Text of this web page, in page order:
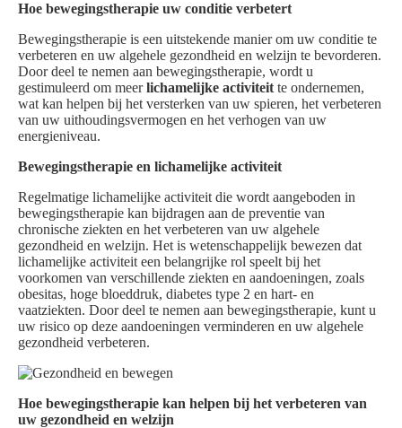
Hoe bewegingstherapie uw conditie verbetert
Bewegingstherapie is een uitstekende manier om uw conditie te
verbeteren en uw algehele gezondheid en welzijn te bevorderen.
Door deel te nemen aan bewegingstherapie, wordt u
gestimuleerd om meerlichamelijke activiteit te ondernemen,
wat kan helpen bij het versterken van uw spieren, het verbeteren
van uw uithoudingsvermogen en het verhogen van uw
energieniveau.
Bewegingstherapie en lichamelijke activiteit
Regelmatige lichamelijke activiteit die wordt aangeboden in
bewegingstherapie kan bijdragen aan de preventie van
chronische ziekten en het verbeteren van uw algehele
gezondheid en welzijn. Het is wetenschappelijk bewezen dat
lichamelijke activiteit een belangrijke rol speelt bij het
voorkomen van verschillende ziekten en aandoeningen, zoals
obesitas, hoge bloeddruk, diabetes type 2 en hart- en
vaatziekten. Door deel te nemen aan bewegingstherapie, kunt u
uw risico op deze aandoeningen verminderen en uw algehele
gezondheid verbeteren.
Hoe bewegingstherapie kan helpen bij het verbeteren van
uw gezondheid en welzijn